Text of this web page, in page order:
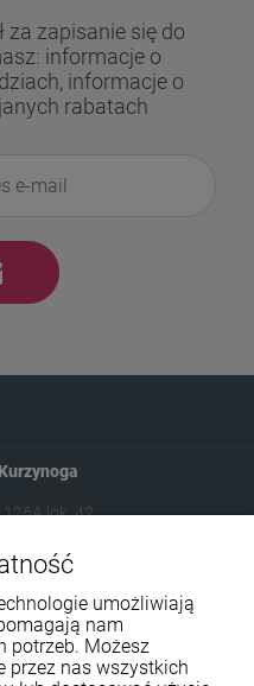
za zapisanie się do
informacje o
informacje o
rabatach
lok. 42
umożliwiają
nam
potrzeb. Możesz
przez nas wszystkich